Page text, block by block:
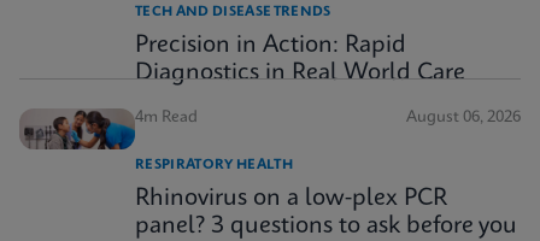
TECH AND DISEASE TRENDS
Precision in Action: Rapid
Diagnostics in Real World Care
4m Read August 06, 2026
RESPIRATORY HEALTH
Rhinovirus on a low-plex PCR
panel? 3 questions to ask before you